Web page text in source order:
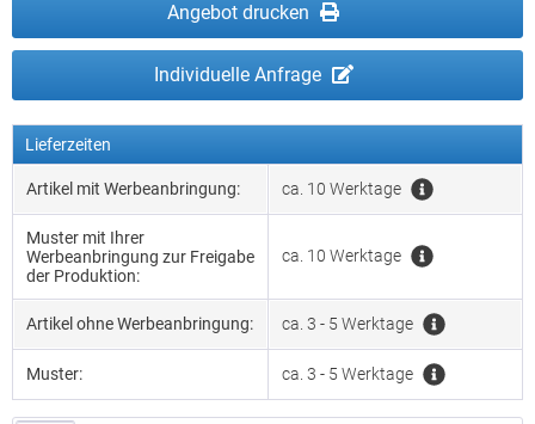
Angebot drucken
Individuelle Anfrage
Lieferzeiten
Artikel mit Werbeanbringung: ca. 10 Werktage
Muster mit Ihrer
Werbeanbringung zur Freigabe
der Produktion:
ca. 10 Werktage
Artikel ohne Werbeanbringung: ca. 3 - 5 Werktage
Muster: ca. 3 - 5 Werktage